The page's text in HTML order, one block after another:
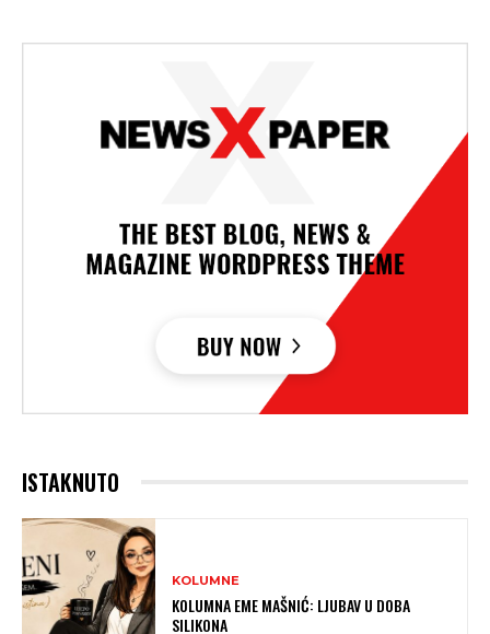
ISTAKNUTO
KOLUMNE
KOLUMNA EME MAŠNIĆ: LJUBAV U DOBA
SILIKONA